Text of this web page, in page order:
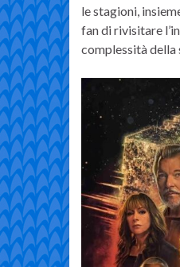
le stagioni,
fan di rivisitare
complessità della